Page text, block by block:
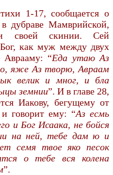
1-17, сообщается о
дубраве Мамврийской,
своей скинии. Сей
как муж между двух
Аврааму: “Еда утаю Аз
яже Аз творю, Авраам
велик и мног, и бла
земнии”. И в главе 28,
Иакову, бегущему от
говорит ему: “Аз есмь
и Бог Исаака, не бойся
на ней, тебе дам ю и
семя твое яко песок
о тебе вся колена
”.